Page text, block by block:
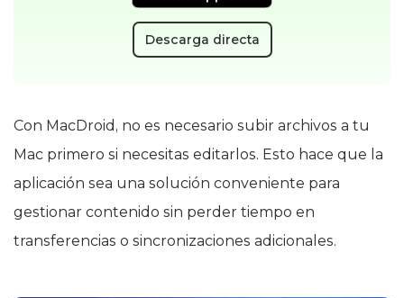
Descarga directa
Con MacDroid, no es necesario subir archivos a tu
Mac primero si necesitas editarlos. Esto hace que la
aplicación sea una solución conveniente para
gestionar contenido sin perder tiempo en
transferencias o sincronizaciones adicionales.